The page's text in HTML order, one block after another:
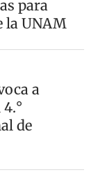
para
la UNAM
a
de